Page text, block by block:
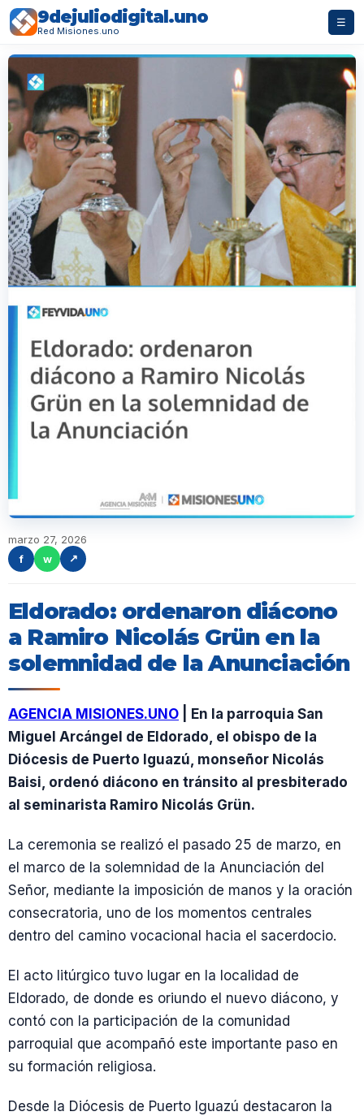
9dejuliodigital.uno
Red Misiones.uno
☰
marzo 27, 2026
f
w ↗
Eldorado: ordenaron diácono
a Ramiro Nicolás Grün en la
solemnidad de la Anunciación
AGENCIA MISIONES.UNO | En la parroquia San
Miguel Arcángel de Eldorado, el obispo de la
Diócesis de Puerto Iguazú, monseñor Nicolás
Baisi, ordenó diácono en tránsito al presbiterado
al seminarista Ramiro Nicolás Grün.
La ceremonia se realizó el pasado 25 de marzo, en
el marco de la solemnidad de la Anunciación del
Señor, mediante la imposición de manos y la oración
consecratoria, uno de los momentos centrales
dentro del camino vocacional hacia el sacerdocio.
El acto litúrgico tuvo lugar en la localidad de
Eldorado, de donde es oriundo el nuevo diácono, y
contó con la participación de la comunidad
parroquial que acompañó este importante paso en
su formación religiosa.
Desde la Diócesis de Puerto Iguazú destacaron la